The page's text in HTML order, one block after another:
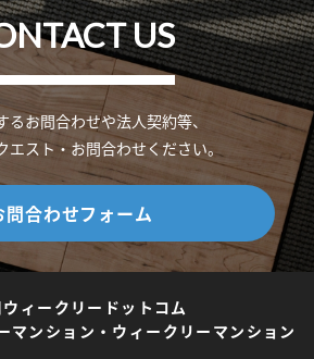
US
るお問合わせや法人契約等、
エスト・お問合わせください。
問合わせフォーム
ィークリードットコム
マンション・ウィークリーマンション